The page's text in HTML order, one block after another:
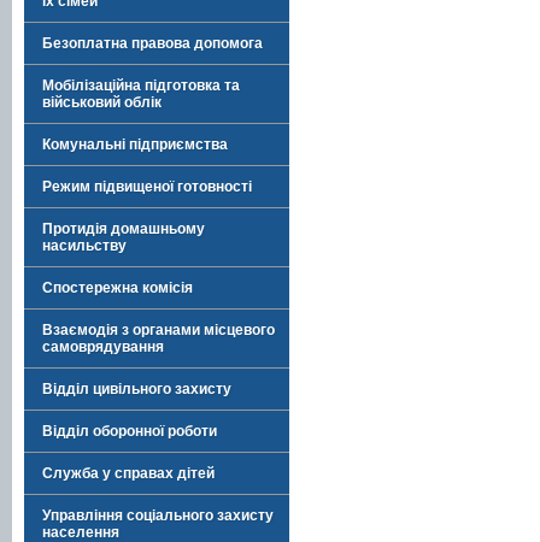
Безоплатна правова допомога
Мобілізаційна підготовка та
військовий облік
Комунальні підприємства
Режим підвищеної готовності
Протидія домашньому
насильству
Спостережна комісія
Взаємодія з органами місцевого
самоврядування
Відділ цивільного захисту
Відділ оборонної роботи
Служба у справах дітей
Управління соціального захисту
населення